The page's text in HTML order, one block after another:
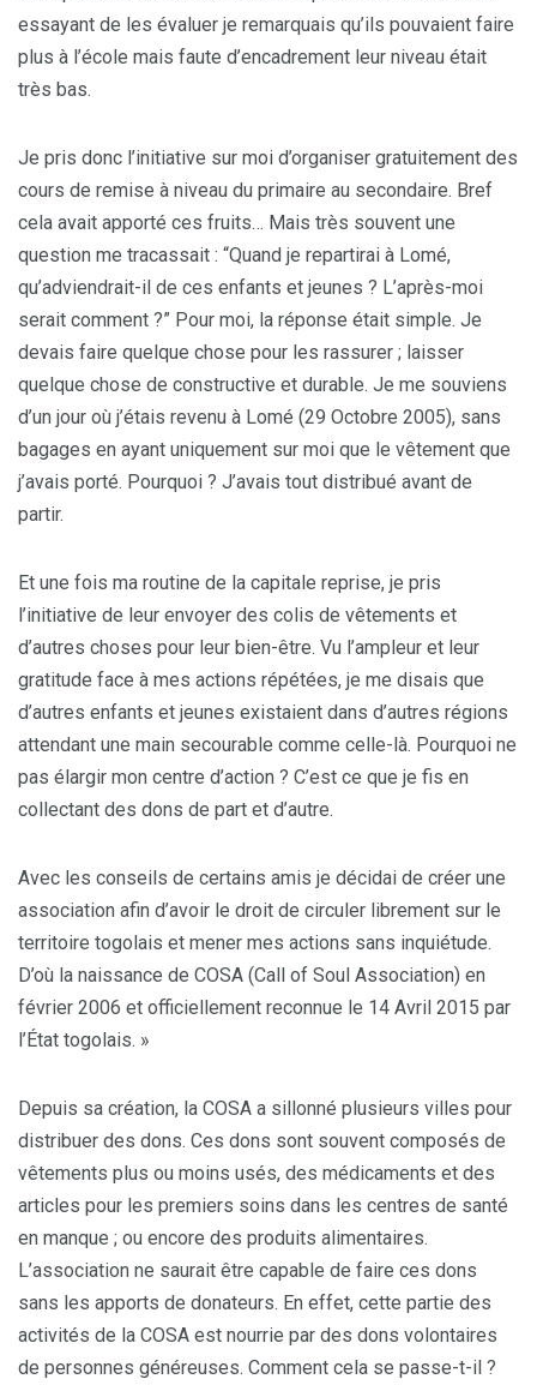
essayant de les évaluer je remarquais qu’ils pouvaient faire
plus à l’école mais faute d’encadrement leur niveau était
très bas.
Je pris donc l’initiative sur moi d’organiser gratuitement des
cours de remise à niveau du primaire au secondaire. Bref
cela avait apporté ces fruits… Mais très souvent une
question me tracassait : “Quand je repartirai à Lomé,
qu’adviendrait-il de ces enfants et jeunes ? L’après-moi
serait comment ?” Pour moi, la réponse était simple. Je
devais faire quelque chose pour les rassurer ; laisser
quelque chose de constructive et durable. Je me souviens
d’un jour où j’étais revenu à Lomé (29 Octobre 2005), sans
bagages en ayant uniquement sur moi que le vêtement que
j’avais porté. Pourquoi ? J’avais tout distribué avant de
partir.
Et une fois ma routine de la capitale reprise, je pris
l’initiative de leur envoyer des colis de vêtements et
d’autres choses pour leur bien-être. Vu l’ampleur et leur
gratitude face à mes actions répétées, je me disais que
d’autres enfants et jeunes existaient dans d’autres régions
attendant une main secourable comme celle-là. Pourquoi ne
pas élargir mon centre d’action ? C’est ce que je fis en
collectant des dons de part et d’autre.
Avec les conseils de certains amis je décidai de créer une
association afin d’avoir le droit de circuler librement sur le
territoire togolais et mener mes actions sans inquiétude.
D’où la naissance de COSA (Call of Soul Association) en
février 2006 et officiellement reconnue le 14 Avril 2015 par
l’État togolais. »
Depuis sa création, la COSA a sillonné plusieurs villes pour
distribuer des dons. Ces dons sont souvent composés de
vêtements plus ou moins usés, des médicaments et des
articles pour les premiers soins dans les centres de santé
en manque ; ou encore des produits alimentaires.
L’association ne saurait être capable de faire ces dons
sans les apports de donateurs. En effet, cette partie des
activités de la COSA est nourrie par des dons volontaires
de personnes généreuses. Comment cela se passe-t-il ?